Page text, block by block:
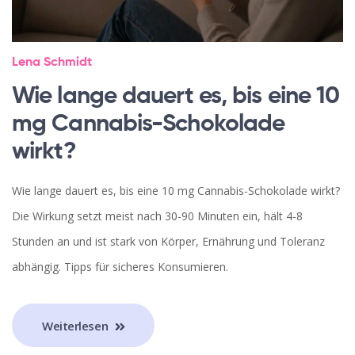
Lena Schmidt
Wie lange dauert es, bis eine 10
mg Cannabis-Schokolade
wirkt?
Wie lange dauert es, bis eine 10 mg Cannabis-Schokolade wirkt?
Die Wirkung setzt meist nach 30-90 Minuten ein, hält 4-8
Stunden an und ist stark von Körper, Ernährung und Toleranz
abhängig. Tipps für sicheres Konsumieren.
Weiterlesen